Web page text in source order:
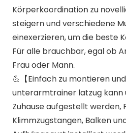
Körperkoordination zu
steigern und verschiedene
einexerzieren, um die beste
Für alle brauchbar, egal ob
Frau oder Mann.
💪【Einfach zu montieren
unterarmtrainer latzug kann
Zuhause aufgestellt werden,
Klimmzugstangen, Balken